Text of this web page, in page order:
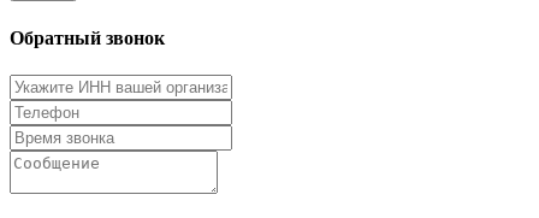
Обратный звонок